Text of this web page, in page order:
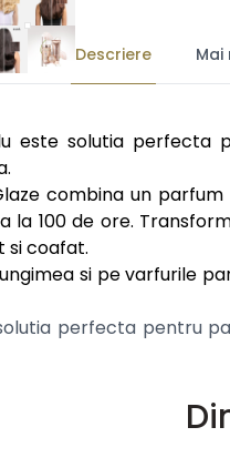
Descriere
este solutia
combina un
la 100 de ore.
si coafat.
si pe varfurile
perfecta pentru